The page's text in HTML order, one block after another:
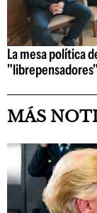
La mesa política
MÁS